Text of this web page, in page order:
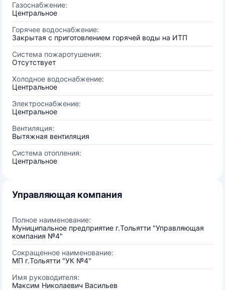
Газоснабжение:
Центральное
Горячее водоснабжение:
Закрытая с приготовлением горячей воды на ИТП
Система пожаротушения:
Отсутствует
Холодное водоснабжение:
Центральное
Электроснабжение:
Центральное
Вентиляция:
Вытяжная вентиляция
Система отопления:
Центральное
Управляющая компания
Полное наименование:
Муниципальное предприятие г.Тольятти "Управляющая
компания №4"
Сокращенное наименование:
МП г.Тольятти "УК №4"
Имя руководителя:
Максим Николаевич Васильев